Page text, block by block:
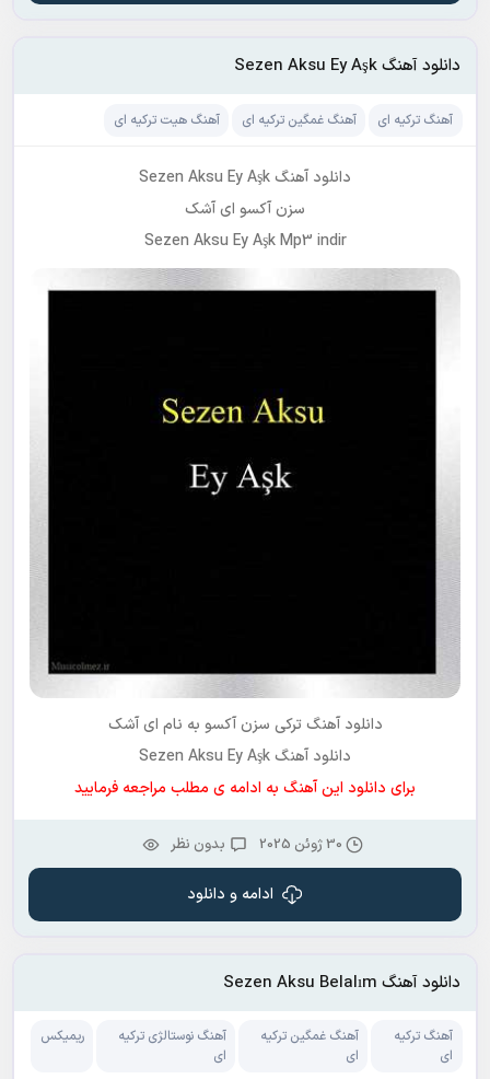
دانلود آهنگ Sezen Aksu Ey Aşk
آهنگ ترکیه ای آهنگ غمگین ترکیه ای آهنگ هیت ترکیه ای
دانلود آهنگ Sezen Aksu Ey Aşk
سزن آکسو ای آشک
Sezen Aksu Ey Aşk Mp3 indir
دانلود آهنگ ترکی سزن آکسو به نام ای آشک
دانلود آهنگ Sezen Aksu Ey Aşk
برای دانلود این آهنگ به ادامه ی مطلب مراجعه فرمایید
30 ژوئن 2025 بدون نظر
ادامه و دانلود
دانلود آهنگ Sezen Aksu Belalım
آهنگ ترکیه
ای
آهنگ غمگین ترکیه
ای
آهنگ نوستالژی ترکیه
ای
ریمیکس